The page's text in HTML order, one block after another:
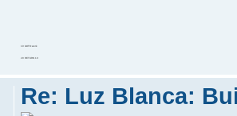
10 GOTO work
20 RETURN 10
Re: Luz Blanca: